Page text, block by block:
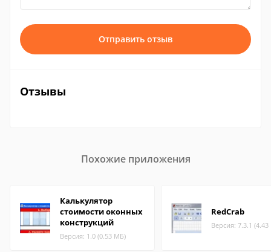
Отправить отзыв
Отзывы
Похожие приложения
Калькулятор
стоимости оконных
конструкций
Версия: 1.0 (0.53 МБ)
RedCrab
Версия: 7.3.1